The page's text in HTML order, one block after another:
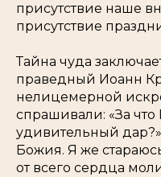
присутствие наше
присутствие
Тайна чуда
праведный Иоанн
нелицемерной
спрашивали: «За что
удивительный
Божия. Я же
от всего сердца